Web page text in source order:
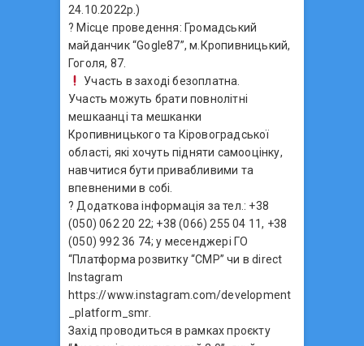
24.10.2022р.)
? Місце проведення: Громадський
майданчик “Gogle87”, м.Кропивницький,
Гоголя, 87.
Участь в заході безоплатна.
Участь можуть брати повнолітні
мешкаанці та мешканки
Кропивницького та Кіровоградської
області, які хочуть підняти самооцінку,
навчитися бути привабливими та
впевненими в собі.
? Додаткова інформація за тел.: +38
(050) 062 20 22; +38 (066) 255 04 11, +38
(050) 992 36 74; у месенджері ГО
“Платформа розвитку “СМР” чи в direct
Instagram
https://www.instagram.com/development
_platform_smr.
Захід проводиться в рамках проєкту